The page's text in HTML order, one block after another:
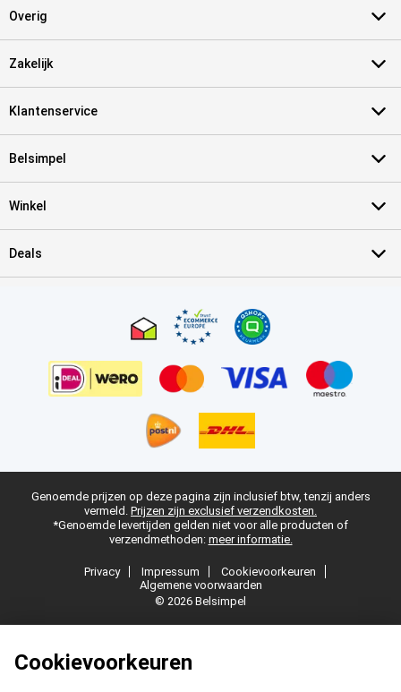
Cookievoorkeuren
Overig
Zakelijk
Klantenservice
Belsimpel
Winkel
Deals
Genoemde prijzen op deze pagina zijn inclusief btw, tenzij anders
vermeld. Prijzen zijn exclusief verzendkosten.
*Genoemde levertijden gelden niet voor alle producten of
verzendmethoden: meer informatie.
Privacy Impressum
Cookievoorkeuren
Algemene voorwaarden
© 2026 Belsimpel